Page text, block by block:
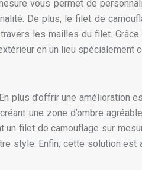
vous permet de
De plus, le filet de
les mailles du filet.
en un lieu spécialement
plus d’offrir une amélioration
une zone d’ombre
filet de camouflage sur
style. Enfin, cette solution est